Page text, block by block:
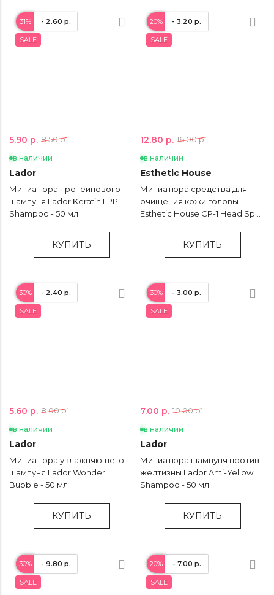
SALE
31% - 2.60 р.
5.90 р. 8.50 р.
в наличии
Lador
Миниатюра протеинового
шампуня Lador Keratin LPP
Shampoo - 50 мл
КУПИТЬ
SALE
20% - 3.20 р.
12.80 р. 16.00 р.
в наличии
Esthetic House
Миниатюра средства для
очищения кожи головы
Esthetic House CP-1 Head Spa
КУПИТЬ
SALE
30% - 2.40 р.
5.60 р. 8.00 р.
в наличии
Lador
Миниатюра увлажняющего
шампуня Lador Wonder
Bubble - 50 мл
КУПИТЬ
SALE
30% - 3.00 р.
7.00 р. 10.00 р.
в наличии
Lador
Миниатюра шампуня против
желтизны Lador Anti-Yellow
Shampoo - 50 мл
КУПИТЬ
SALE
30% - 9.80 р.
SALE
20% - 7.00 р.